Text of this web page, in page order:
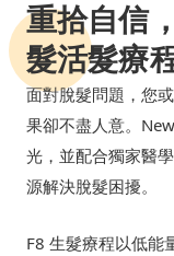
重拾自信
髮活髮療
面對脫髮問題，您
果卻不盡人意。
光，並配合獨家醫
源解決脫髮困擾。
F8 生髮療程以低能